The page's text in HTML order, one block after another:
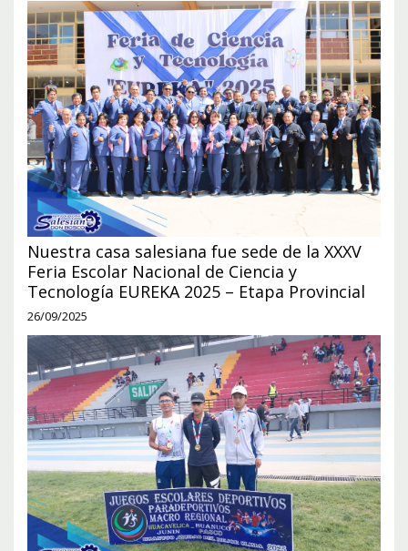
Nuestra casa salesiana fue sede de la XXXV
Feria Escolar Nacional de Ciencia y
Tecnología EUREKA 2025 – Etapa Provincial
26/09/2025